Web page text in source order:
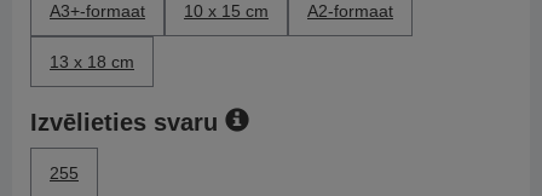
A3+-formaat 10 x 15 cm A2-formaat
13 x 18 cm
Izvēlieties svaru
255